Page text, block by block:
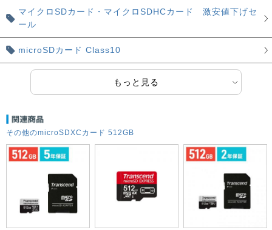
マイクロSDカード・マイクロSDHCカード 激安値下げセ
ール
microSDカード Class10
もっと見る
その他のmicroSDXCカード 512GB